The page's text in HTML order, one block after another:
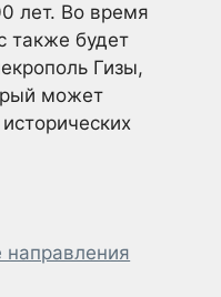
лет. Во время
также будет
Гизы,
может
направления